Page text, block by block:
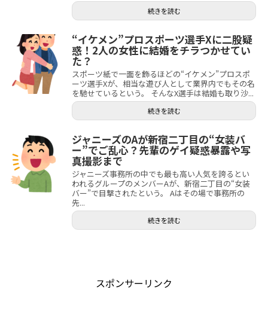
続きを読む
“イケメン”プロスポーツ選手Xに二股疑
惑！2人の女性に結婚をチラつかせてい
た？
スポーツ紙で一面を飾るほどの“イケメン”プロスポ
ーツ選手Xが、相当な遊び人として業界内でもその名
を馳せているという。 そんなX選手は結婚も取り沙...
続きを読む
ジャニーズのAが新宿二丁目の“女装バ
ー”でご乱心？先輩のゲイ疑惑暴露や写
真撮影まで
ジャニーズ事務所の中でも最も高い人気を誇るとい
われるグループのメンバーAが、新宿二丁目の“女装
バー”で目撃されたという。 Aはその場で事務所の
先...
続きを読む
スポンサーリンク